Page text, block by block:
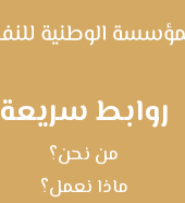
روابط سريعة
من نحن؟
ماذا نعمل؟